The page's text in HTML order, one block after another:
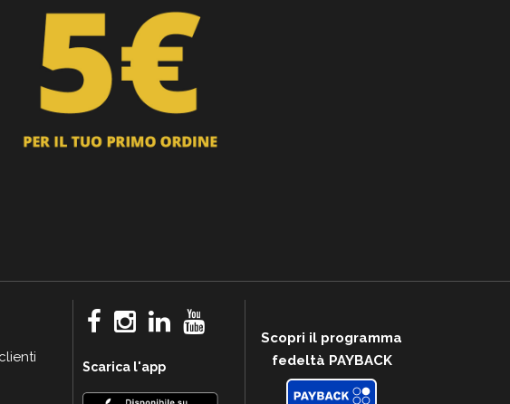
Scarica l'app
Scopri il programma
fedeltà PAYBACK